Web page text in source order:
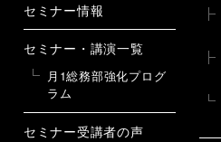
セミナー情報
セミナー・講演一覧
月1総務部強化プログ
ラム
セミナー受講者の声